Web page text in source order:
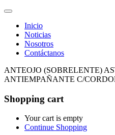
Inicio
Noticias
Nosotros
Contáctanos
ANTEOJO (SOBRELENTE)
ANTIEMPAÑANTE C/
Shopping cart
Your cart is empty
Continue Shopping